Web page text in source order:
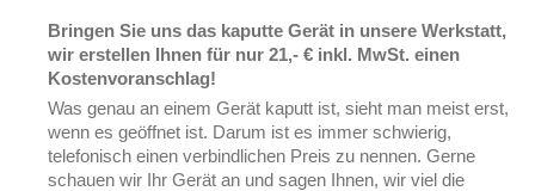
Bringen Sie uns das kaputte Gerät in unsere Werkstatt,
wir erstellen Ihnen für nur 21,- € inkl. MwSt. einen
Kostenvoranschlag!
Was genau an einem Gerät kaputt ist, sieht man meist erst,
wenn es geöffnet ist. Darum ist es immer schwierig,
telefonisch einen verbindlichen Preis zu nennen. Gerne
schauen wir Ihr Gerät an und sagen Ihnen, wir viel die